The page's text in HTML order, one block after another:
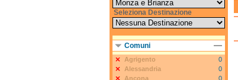
Seleziona Destinazione
Comuni
Agrigento
0
Alessandria
0
Ancona
0